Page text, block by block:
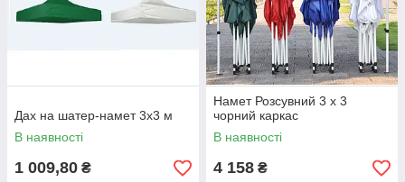
Дах на шатер-намет 3х3 м
В наявності
1 009,80 ₴
Намет Розсувний 3 х 3
чорний каркас
В наявності
4 158 ₴